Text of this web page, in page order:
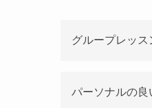
グループレッ
パーソナルの良